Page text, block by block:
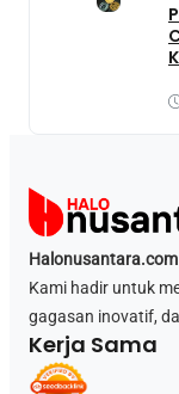
Halonusantara.com
Kami hadir untuk
gagasan inovatif,
Kerja Sama